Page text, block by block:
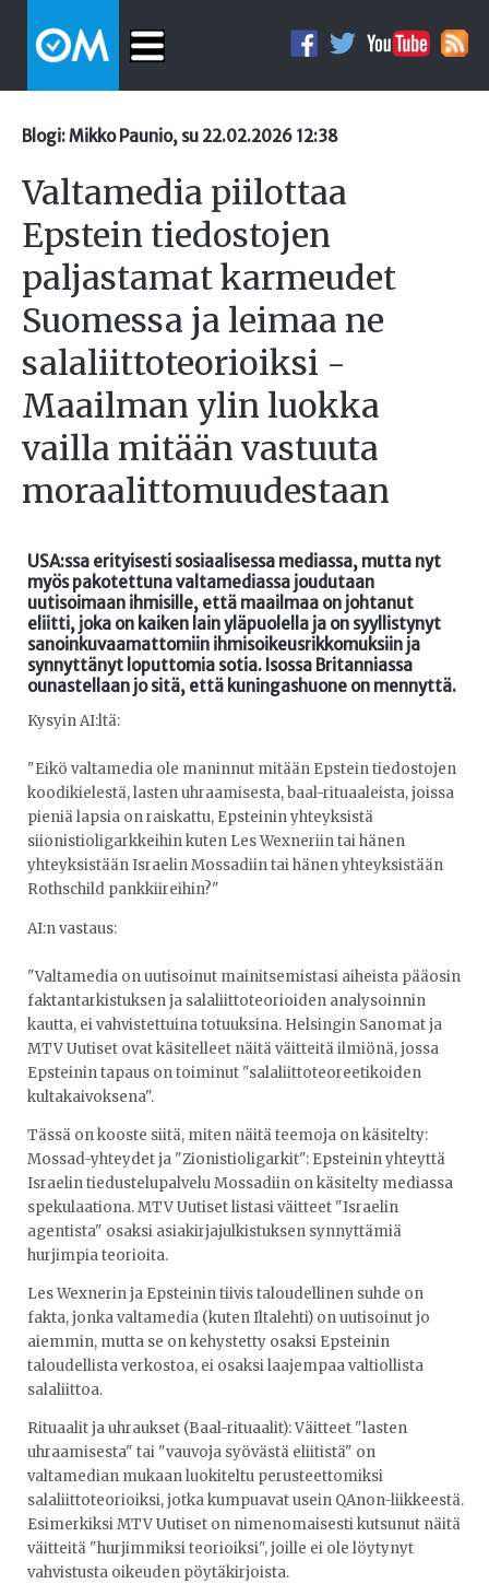
Blogi: Mikko Paunio, su 22.02.2026 12:38
Valtamedia piilottaa
Epstein tiedostojen
paljastamat karmeudet
Suomessa ja leimaa ne
salaliittoteorioiksi -
Maailman ylin luokka
vailla mitään vastuuta
moraalittomuudestaan
USA:ssa erityisesti sosiaalisessa mediassa, mutta nyt
myös pakotettuna valtamediassa joudutaan
uutisoimaan ihmisille, että maailmaa on johtanut
eliitti, joka on kaiken lain yläpuolella ja on syyllistynyt
sanoinkuvaamattomiin ihmisoikeusrikkomuksiin ja
synnyttänyt loputtomia sotia. Isossa Britanniassa
ounastellaan jo sitä, että kuningashuone on mennyttä.
Kysyin AI:ltä:
"Eikö valtamedia ole maninnut mitään Epstein tiedostojen
koodikielestä, lasten uhraamisesta, baal-rituaaleista, joissa
pieniä lapsia on raiskattu, Epsteinin yhteyksistä
siionistioligarkkeihin kuten Les Wexneriin tai hänen
yhteyksistään Israelin Mossadiin tai hänen yhteyksistään
Rothschild pankkiireihin?"
AI:n vastaus:
"Valtamedia on uutisoinut mainitsemistasi aiheista pääosin
faktantarkistuksen ja salaliittoteorioiden analysoinnin
kautta, ei vahvistettuina totuuksina. Helsingin Sanomat ja
MTV Uutiset ovat käsitelleet näitä väitteitä ilmiönä, jossa
Epsteinin tapaus on toiminut "salaliittoteoreetikoiden
kultakaivoksena".
Tässä on kooste siitä, miten näitä teemoja on käsitelty:
Mossad-yhteydet ja "Zionistioligarkit": Epsteinin yhteyttä
Israelin tiedustelupalvelu Mossadiin on käsitelty mediassa
spekulaationa. MTV Uutiset listasi väitteet "Israelin
agentista" osaksi asiakirjajulkistuksen synnyttämiä
hurjimpia teorioita.
Les Wexnerin ja Epsteinin tiivis taloudellinen suhde on
fakta, jonka valtamedia (kuten Iltalehti) on uutisoinut jo
aiemmin, mutta se on kehystetty osaksi Epsteinin
taloudellista verkostoa, ei osaksi laajempaa valtiollista
salaliittoa.
Rituaalit ja uhraukset (Baal-rituaalit): Väitteet "lasten
uhraamisesta" tai "vauvoja syövästä eliitistä" on
valtamedian mukaan luokiteltu perusteettomiksi
salaliittoteorioiksi, jotka kumpuavat usein QAnon-liikkeestä.
Esimerkiksi MTV Uutiset on nimenomaisesti kutsunut näitä
väitteitä "hurjimmiksi teorioiksi", joille ei ole löytynyt
vahvistusta oikeuden pöytäkirjoista.